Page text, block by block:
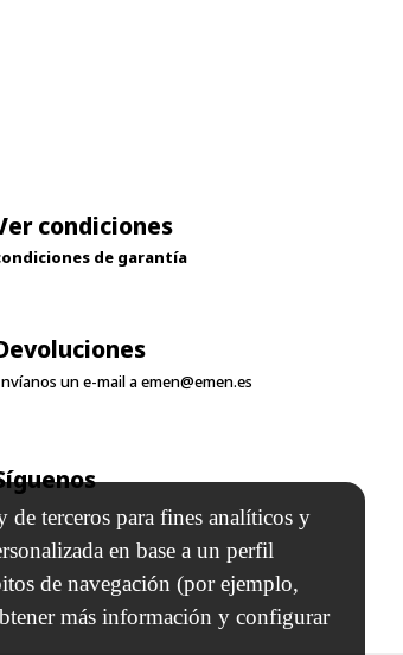
condiciones
de garantía
un e-mail aemen@emen.es
terceros para fines analíticos y
en base a un perfil
de navegación (por ejemplo,
más información y configurar